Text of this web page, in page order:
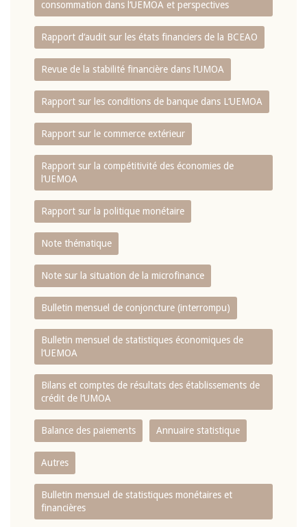
consommation dans l‘UEMOA et perspectives
Rapport d‘audit sur les états financiers de la BCEAO
Revue de la stabilité financière dans l‘UMOA
Rapport sur les conditions de banque dans L‘UEMOA
Rapport sur le commerce extérieur
Rapport sur la compétitivité des économies de
l‘UEMOA
Rapport sur la politique monétaire
Note thématique
Note sur la situation de la microfinance
Bulletin mensuel de conjoncture (interrompu)
Bulletin mensuel de statistiques économiques de
l‘UEMOA
Bilans et comptes de résultats des établissements de
crédit de l‘UMOA
Balance des paiements Annuaire statistique
Autres
Bulletin mensuel de statistiques monétaires et
financières